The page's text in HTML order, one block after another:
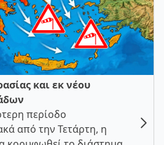
και εκ νέου
περίοδο
από την Τετάρτη, η